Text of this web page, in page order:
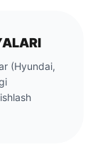
(Hyundai,